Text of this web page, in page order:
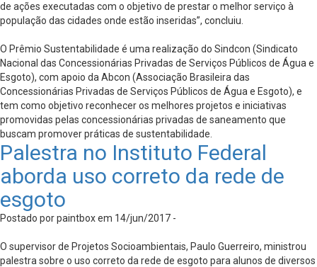
de ações executadas com o objetivo de prestar o melhor serviço à
população das cidades onde estão inseridas”, concluiu.
O Prêmio Sustentabilidade é uma realização do Sindcon (Sindicato
Nacional das Concessionárias Privadas de Serviços Públicos de Água e
Esgoto), com apoio da Abcon (Associação Brasileira das
Concessionárias Privadas de Serviços Públicos de Água e Esgoto), e
tem como objetivo reconhecer os melhores projetos e iniciativas
promovidas pelas concessionárias privadas de saneamento que
buscam promover práticas de sustentabilidade.
Palestra no Instituto Federal
aborda uso correto da rede de
esgoto
Postado por paintbox em 14/jun/2017 -
O supervisor de Projetos Socioambientais, Paulo Guerreiro, ministrou
palestra sobre o uso correto da rede de esgoto para alunos de diversos